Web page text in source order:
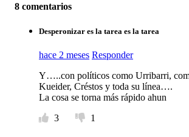
8 comentarios
Desperonizar es la tarea es la tarea
hace 2 meses Responder
Y…..con políticos como Urribarri,
Kueider, Créstos y toda su línea….
La cosa se torna más rápido ahun
3
1